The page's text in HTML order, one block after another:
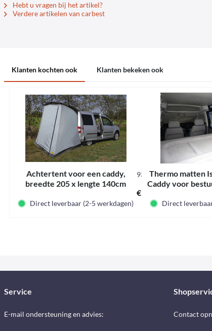
Hebt u vragen bij het artikel?
Verdere artikelen van carbest
Klanten kochten ook Klanten bekeken ook
Achtertent voor een caddy,
breedte 205 x lengte 140cm
93791
€ 109,90 *
Direct leverbaar (2-5 werkdagen)
Thermo matten
Caddy voor
Direct
Service
E-mail ondersteuning en advies: Contact